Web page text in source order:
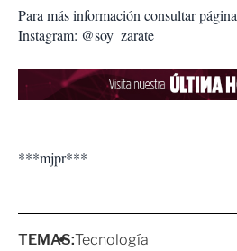
Para más información consultar
Instagram: @soy_zarate
***mjpr***
TEMAS:Tecnología